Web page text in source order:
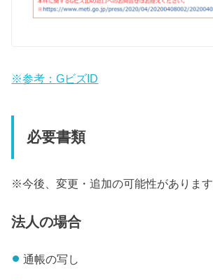
※参考：GビズID
必要書類
※今後、変更・追加の可能性があります
法人の場合
通帳の写し